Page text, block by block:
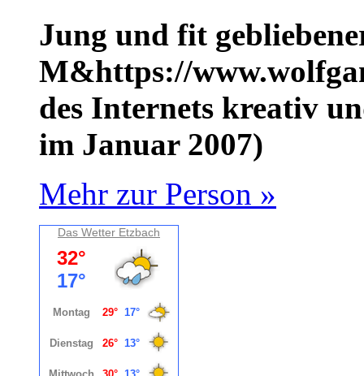
Jung und fit
M&https://
des Internets kreativ
im Januar 2007)
Mehr zur Person »
Das Wetter Etzbach